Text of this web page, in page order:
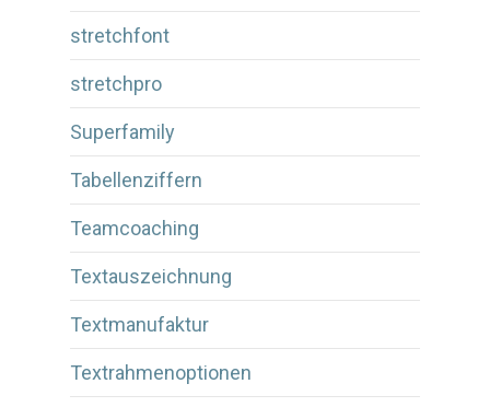
stretchfont
stretchpro
Superfamily
Tabellenziffern
Teamcoaching
Textauszeichnung
Textmanufaktur
Textrahmenoptionen